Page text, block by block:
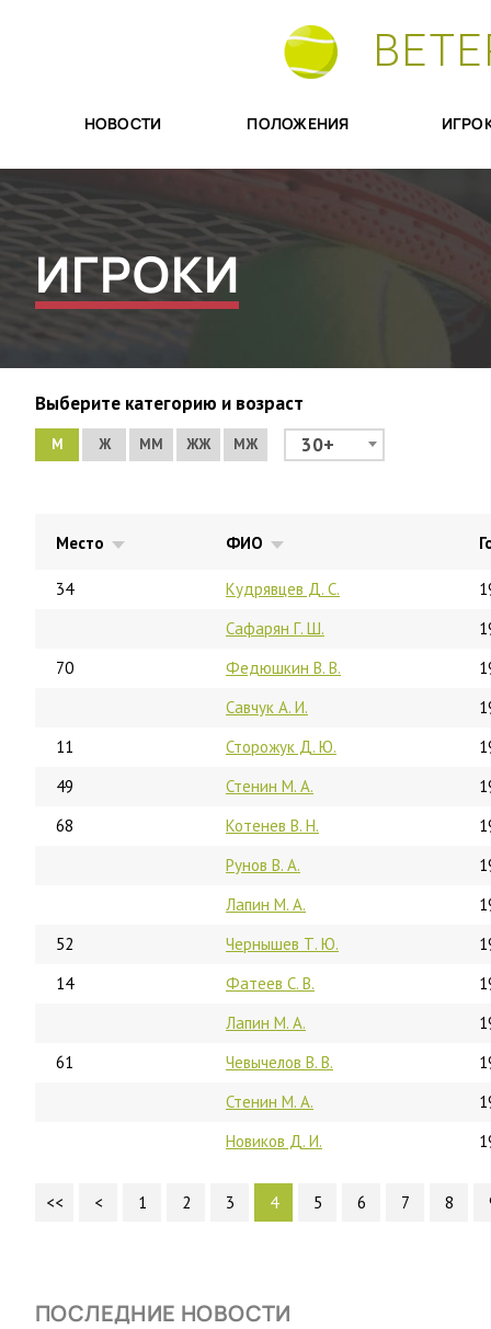
НОВОСТИ ПОЛОЖЕНИЯ
ИГРОКИ
Выберите категорию и возраст
М Ж ММ ЖЖ МЖ 30+
Место ФИО
34 Кудрявцев Д. С.
Сафарян Г. Ш.
70
Федюшкин В. В.
Савчук А. И.
11
Сторожук Д. Ю.
49
Стенин М. А.
68
Котенев В. Н.
Рунов В. А.
Лапин М. А.
52
Чернышев Т. Ю.
14
Фатеев С. В.
Лапин М. А.
61
Чевычелов В. В.
Стенин М. А.
Новиков Д. И.
<< < 1 2 3 4 5 6 7 8
ПОСЛЕДНИЕ НОВОСТИ